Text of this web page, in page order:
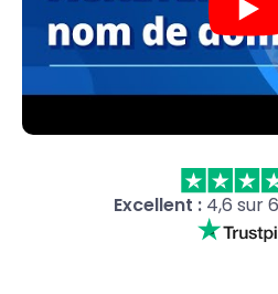
Excellent :4,6 sur